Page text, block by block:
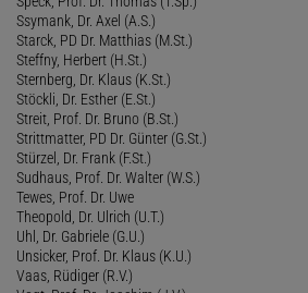
Ssymank, Dr. Axel (A.S.)
Starck, PD Dr. Matthias (M.St.)
Steffny, Herbert (H.St.)
Sternberg, Dr. Klaus (K.St.)
Stöckli, Dr. Esther (E.St.)
Streit, Prof. Dr. Bruno (B.St.)
Strittmatter, PD Dr. Günter (G.St.)
Stürzel, Dr. Frank (F.St.)
Sudhaus, Prof. Dr. Walter (W.S.)
Tewes, Prof. Dr. Uwe
Theopold, Dr. Ulrich (U.T.)
Uhl, Dr. Gabriele (G.U.)
Unsicker, Prof. Dr. Klaus (K.U.)
Vaas, Rüdiger (R.V.)